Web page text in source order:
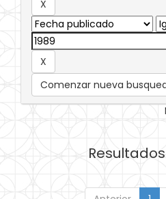
Comenzar nueva
Resultados